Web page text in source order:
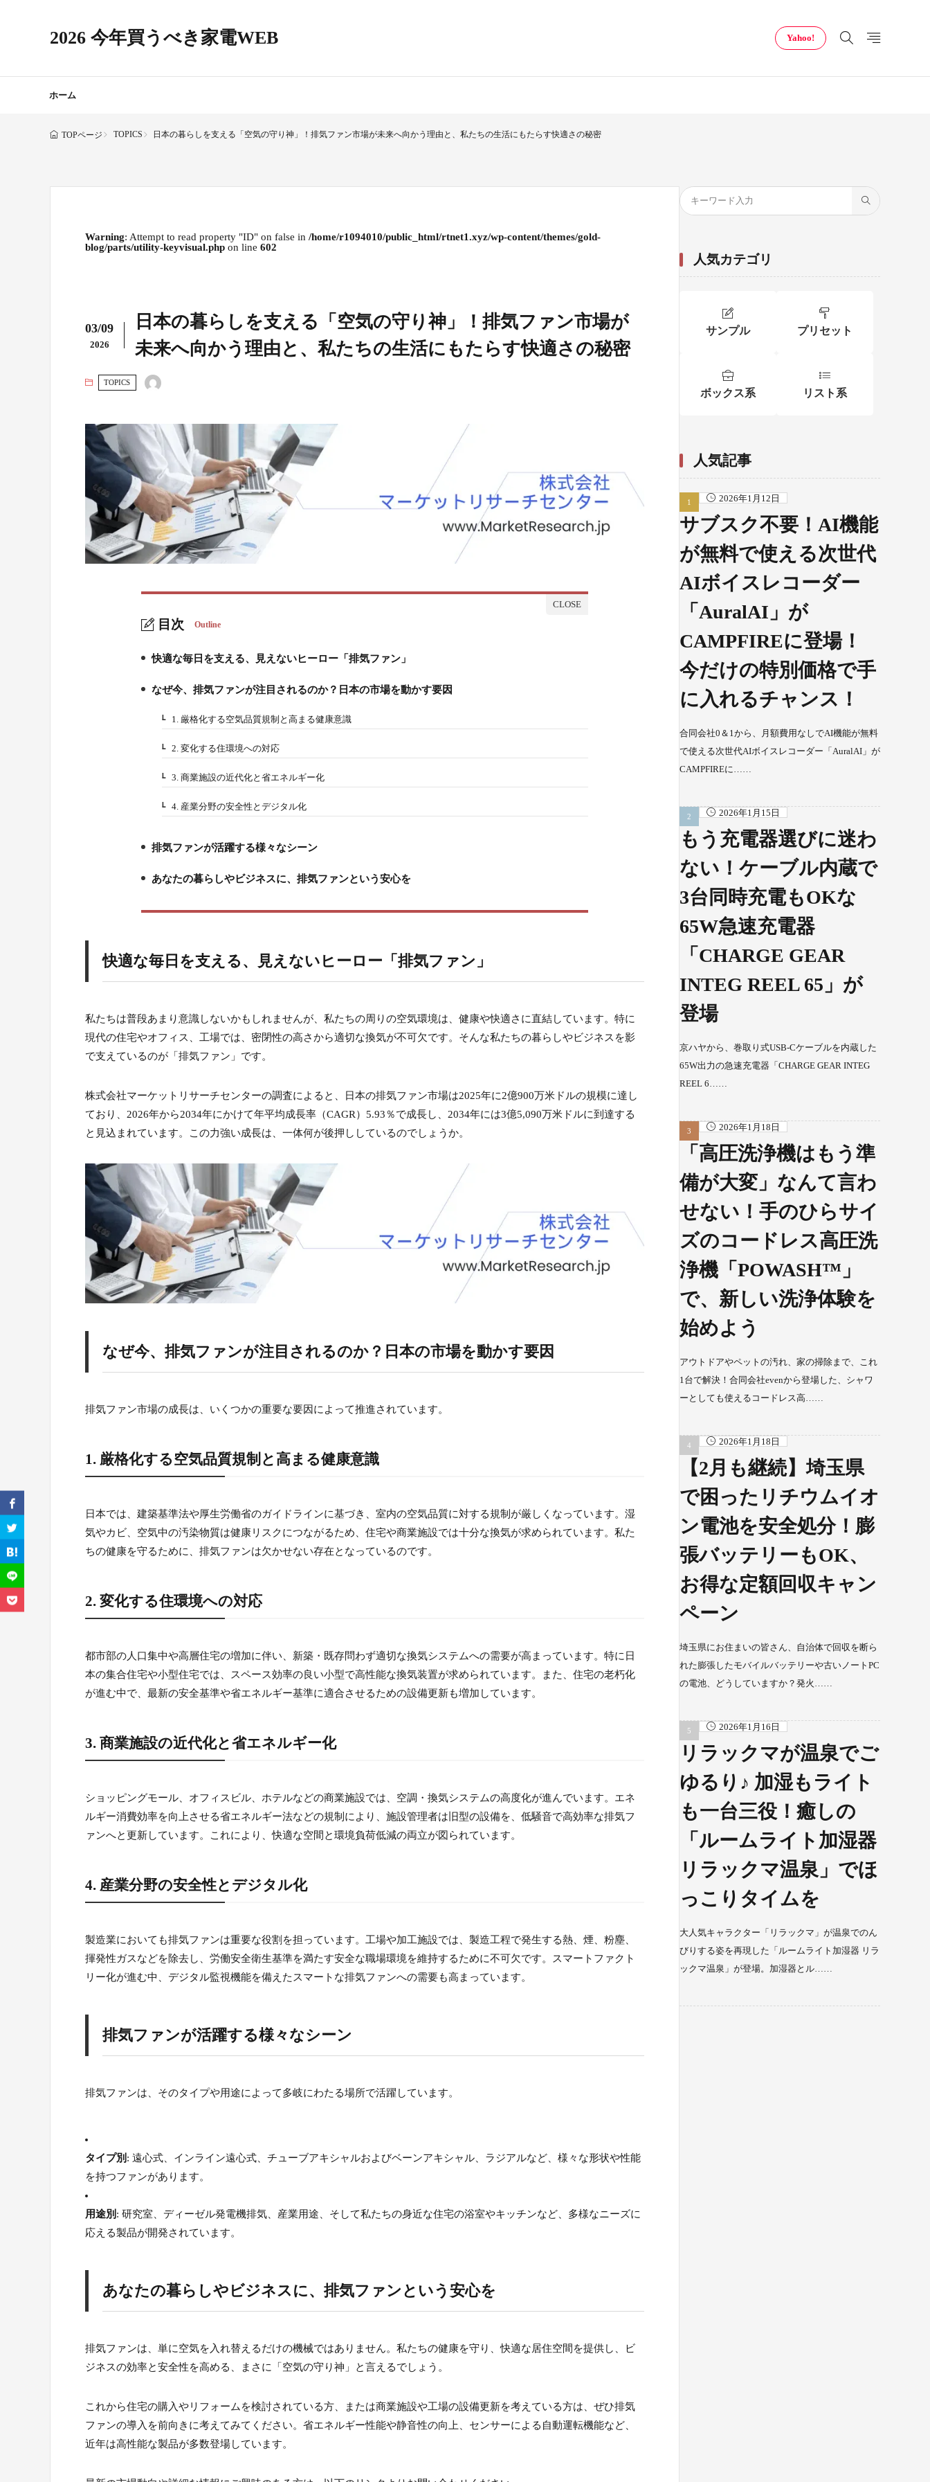
2026 今年買うべき家電WEB Yahoo!
ホーム
TOPページ TOPICS 日本の暮らしを支える「空気の守り神」！排気ファン市場が未来へ向かう理由と、私たちの生活にもたらす快適さの秘密
Warning: Attempt to read property "ID" on false in /home/r1094010/public_html/rtnet1.xyz/wp-content/themes/gold-
blog/parts/utility-keyvisual.php on line 602
03/09
2026
日本の暮らしを支える「空気の守り神」！排気ファン市場が
未来へ向かう理由と、私たちの生活にもたらす快適さの秘密
TOPICS
目次 Outline
1.
快適な毎日を支える、見えないヒーロー「排気ファン」
なぜ今、排気ファンが注目されるのか？日本の市場を動かす要因
2-1.1. 厳格化する空気品質規制と高まる健康意識
2-2.2. 変化する住環境への対応
2-3.3. 商業施設の近代化と省エネルギー化
2-4.4. 産業分野の安全性とデジタル化
3.
排気ファンが活躍する様々なシーン
4.
あなたの暮らしやビジネスに、排気ファンという安心を
快適な毎日を支える、見えないヒーロー「排気ファン」
私たちは普段あまり意識しないかもしれませんが、私たちの周りの空気環境は、健康や快適さに直結しています。特に
現代の住宅やオフィス、工場では、密閉性の高さから適切な換気が不可欠です。そんな私たちの暮らしやビジネスを影
で支えているのが「排気ファン」です。
株式会社マーケットリサーチセンターの調査によると、日本の排気ファン市場は2025年に2億900万米ドルの規模に達し
ており、2026年から2034年にかけて年平均成長率（CAGR）5.93％で成長し、2034年には3億5,090万米ドルに到達する
と見込まれています。この力強い成長は、一体何が後押ししているのでしょうか。
なぜ今、排気ファンが注目されるのか？日本の市場を動かす要因
排気ファン市場の成長は、いくつかの重要な要因によって推進されています。
1. 厳格化する空気品質規制と高まる健康意識
日本では、建築基準法や厚生労働省のガイドラインに基づき、室内の空気品質に対する規制が厳しくなっています。湿
気やカビ、空気中の汚染物質は健康リスクにつながるため、住宅や商業施設では十分な換気が求められています。私た
ちの健康を守るために、排気ファンは欠かせない存在となっているのです。
2. 変化する住環境への対応
都市部の人口集中や高層住宅の増加に伴い、新築・既存問わず適切な換気システムへの需要が高まっています。特に日
本の集合住宅や小型住宅では、スペース効率の良い小型で高性能な換気装置が求められています。また、住宅の老朽化
が進む中で、最新の安全基準や省エネルギー基準に適合させるための設備更新も増加しています。
3. 商業施設の近代化と省エネルギー化
ショッピングモール、オフィスビル、ホテルなどの商業施設では、空調・換気システムの高度化が進んでいます。エネ
ルギー消費効率を向上させる省エネルギー法などの規制により、施設管理者は旧型の設備を、低騒音で高効率な排気フ
ァンへと更新しています。これにより、快適な空間と環境負荷低減の両立が図られています。
4. 産業分野の安全性とデジタル化
製造業においても排気ファンは重要な役割を担っています。工場や加工施設では、製造工程で発生する熱、煙、粉塵、
揮発性ガスなどを除去し、労働安全衛生基準を満たす安全な職場環境を維持するために不可欠です。スマートファクト
リー化が進む中、デジタル監視機能を備えたスマートな排気ファンへの需要も高まっています。
排気ファンが活躍する様々なシーン
排気ファンは、そのタイプや用途によって多岐にわたる場所で活躍しています。
タイプ別 : 遠心式、インライン遠心式、チューブアキシャルおよびベーンアキシャル、ラジアルなど、様々な形状や性能
を持つファンがあります。
用途別 : 研究室、ディーゼル発電機排気、産業用途、そして私たちの身近な住宅の浴室やキッチンなど、多様なニーズに
応える製品が開発されています。
あなたの暮らしやビジネスに、排気ファンという安心を
排気ファンは、単に空気を入れ替えるだけの機械ではありません。私たちの健康を守り、快適な居住空間を提供し、ビ
ジネスの効率と安全性を高める、まさに「空気の守り神」と言えるでしょう。
これから住宅の購入やリフォームを検討されている方、または商業施設や工場の設備更新を考えている方は、ぜひ排気
ファンの導入を前向きに考えてみてください。省エネルギー性能や静音性の向上、センサーによる自動運転機能など、
近年は高性能な製品が多数登場しています。
人気カテゴリ
サンプル プリセット
ボックス系 リスト系
人気記事
2026年1月12日
サブスク不要！AI機能
が無料で使える次世代
AIボイスレコーダー
「AuralAI」が
CAMPFIREに登場！
今だけの特別価格で手
に入れるチャンス！
合同会社0＆1から、月額費用なしでAI機能が無料
で使える次世代AIボイスレコーダー「AuralAI」が
CAMPFIREに……
2026年1月15日
もう充電器選びに迷わ
ない！ケーブル内蔵で
3台同時充電もOKな
65W急速充電器
「CHARGE GEAR
INTEG REEL 65」が
登場
京ハヤから、巻取り式USB-Cケーブルを内蔵した
65W出力の急速充電器「CHARGE GEAR INTEG
REEL 6……
2026年1月18日
「高圧洗浄機はもう準
備が大変」なんて言わ
せない！手のひらサイ
ズのコードレス高圧洗
浄機「POWASH™」
で、新しい洗浄体験を
始めよう
アウトドアやペットの汚れ、家の掃除まで、これ
1台で解決！合同会社evenから登場した、シャワ
ーとしても使えるコードレス高……
2026年1月18日
【2月も継続】埼玉県
で困ったリチウムイオ
ン電池を安全処分！膨
張バッテリーもOK、
お得な定額回収キャン
ペーン
埼玉県にお住まいの皆さん、自治体で回収を断ら
れた膨張したモバイルバッテリーや古いノートPC
の電池、どうしていますか？発火……
2026年1月16日
リラックマが温泉でご
ゆるり♪ 加湿もライト
も一台三役！癒しの
「ルームライト加湿器
リラックマ温泉」でほ
っこりタイムを
大人気キャラクター「リラックマ」が温泉でのん
びりする姿を再現した「ルームライト加湿器 リラ
ックマ温泉」が登場。加湿器とル……